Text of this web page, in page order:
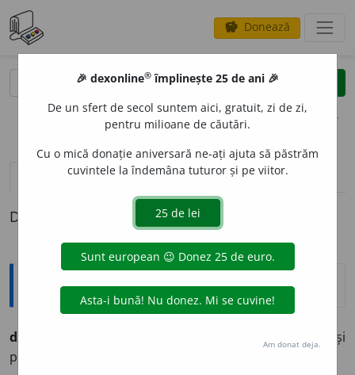
savings Donează
clear
opțiuni
definiții (1) pronunțievolume_up (22)
Definiția cu ID-ul 241300:
Ortografice DOOM
distribu
3 sg. și
pl.
🎉 dexonline® împlinește 25 de ani 🎉
De un sfert de secol suntem aici, gratuit, zi de zi,
pentru milioane de căutări.
Cu o mică donație aniversară ne-ați ajuta să păstrăm
cuvintele la îndemâna tuturor și pe viitor.
Am donat deja.